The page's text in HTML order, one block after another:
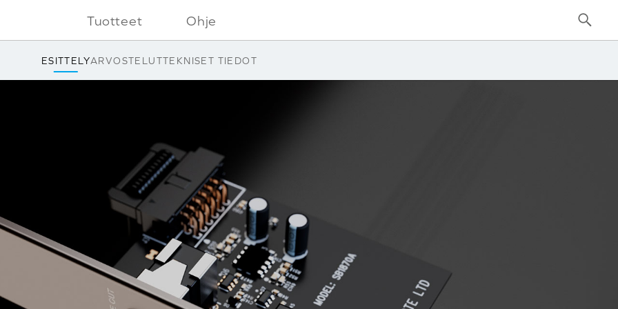
Tuotteet Ohje
ESITTELYARVOSTELUTTEKNISET TIEDOT